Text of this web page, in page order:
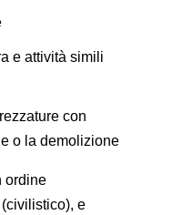
e attività simili
con
o la demolizione
ordine
e